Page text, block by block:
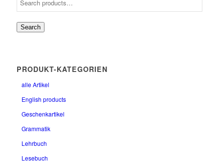
Search
PRODUKT-KATEGORIEN
alle Artikel
English products
Geschenkartikel
Grammatik
Lehrbuch
Lesebuch